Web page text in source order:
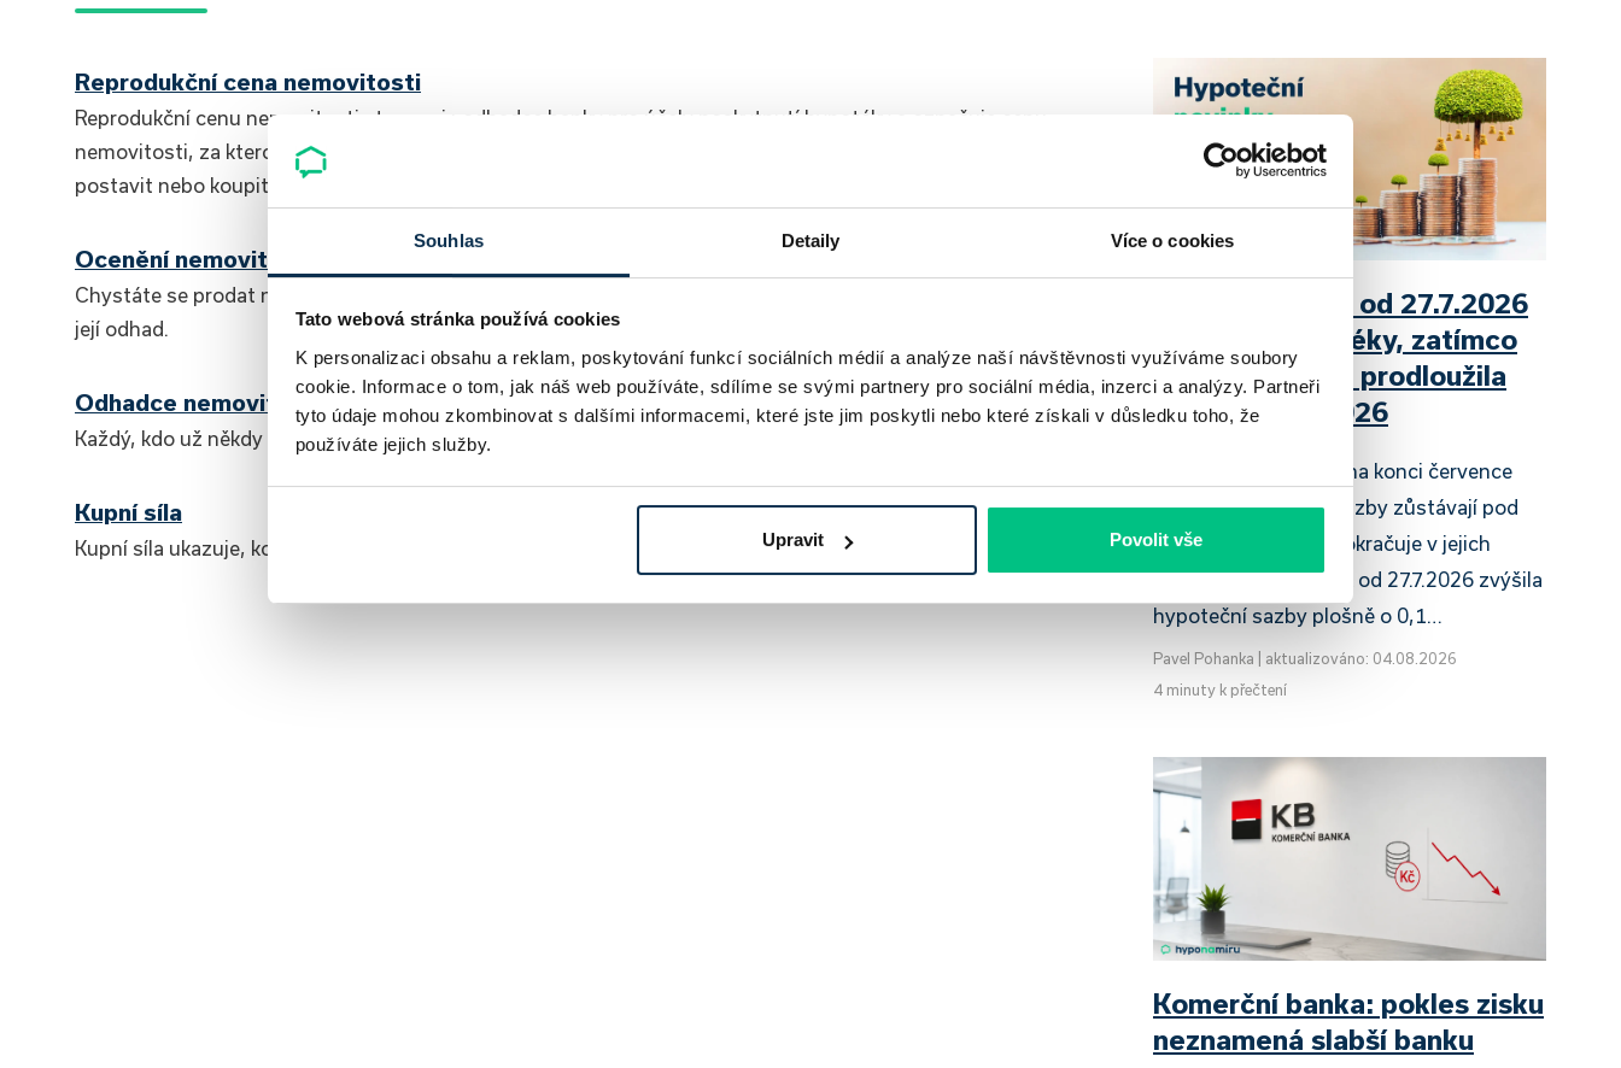
Souhlas Detaily Více o cookies
Tato webová stránka používá cookies
K personalizaci obsahu a reklam, poskytování funkcí sociálních médií a analýze naší návštěvnosti využíváme soubory
cookie. Informace o tom, jak náš web používáte, sdílíme se svými partnery pro sociální média, inzerci a analýzy. Partneři
tyto údaje mohou zkombinovat s dalšími informacemi, které jste jim poskytli nebo které získali v důsledku toho, že
používáte jejich služby.
Upravit Povolit vše
Reprodukční cena nemovitosti
Reprodukční cenu nemovitosti stanovuje odhadce banky pro účely poskytnutí hypotéky a označuje cenu
nemovitosti, za kterou by bylo možné srovnatelnou nemovitost v&nbsp;době, kdy je majetek oceňován
postavit nebo koupit.
Ocenění nemovitosti
Chystáte se prodat nebo koupit nemovitosti? Budete ji dědit? Ve všech případech se vám určitě bude hodit
její odhad.
Odhadce nemovitostí
Každý, kdo už někdy kupoval nebo prodával nemovitost, si musel nejprve zjistit, jakou má hodnotu.
Kupní síla
Kupní síla ukazuje, kolik zboží a služeb si můžeme při dané cenové hladině koupit za určitý obnos peněz.
UniCredit Bank od 27.7.2026
zdražuje hypotéky, zatímco
Raiffeisenbank prodloužila
slevu do 6.9.2026
Český hypoteční trh na konci července
2026 potvrzuje, že sazby zůstávají pod
tlakem a část bank pokračuje v jejich
růstu. UniCredit Bank od 27.7.2026 zvýšila
hypoteční sazby plošně o 0,1…
Pavel Pohanka
aktualizováno: 04.08.2026
4 minuty k přečtení
Komerční banka: pokles zisku
neznamená slabší banku